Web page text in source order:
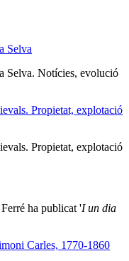
Selva
Selva. Notícies, evolució
Propietat, explotació
Propietat, explotació
ha publicat 'I un dia
Carles, 1770-1860